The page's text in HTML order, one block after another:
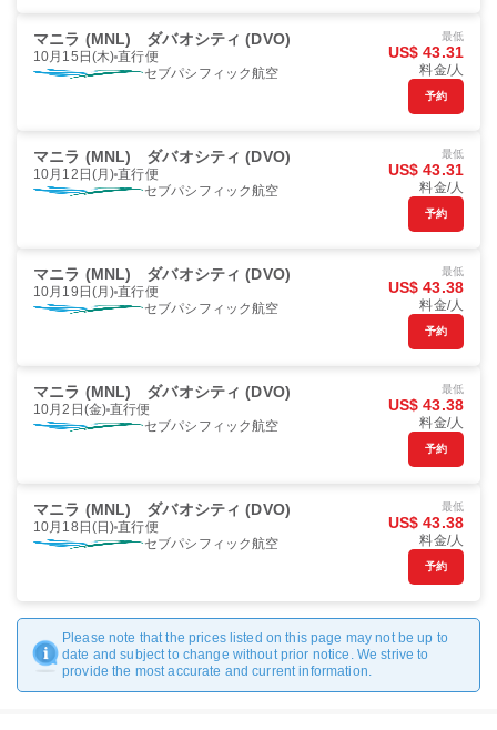
マニラ (MNL) ダバオシティ (DVO)
10月15日(木) 直行便
セブパシフィック航空
最低
US$ 43.31
料金/人
予約
マニラ (MNL) ダバオシティ (DVO)
10月12日(月) 直行便
セブパシフィック航空
最低
US$ 43.31
料金/人
予約
マニラ (MNL) ダバオシティ (DVO)
10月19日(月) 直行便
セブパシフィック航空
最低
US$ 43.38
料金/人
予約
マニラ (MNL) ダバオシティ (DVO)
10月2日(金) 直行便
セブパシフィック航空
最低
US$ 43.38
料金/人
予約
マニラ (MNL) ダバオシティ (DVO)
10月18日(日) 直行便
セブパシフィック航空
最低
US$ 43.38
料金/人
予約
Please note that the prices listed on this page may not be up to
date and subject to change without prior notice. We strive to
provide the most accurate and current information.